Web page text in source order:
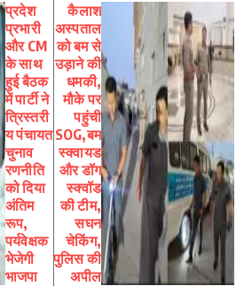
प्रदेश
प्रभारी
और CM
के साथ
हुई बैठक
में पार्टी ने
त्रिस्तरी
य पंचायत
चुनाव
रणनीति
को दिया
अंतिम
रूप,
पर्यवेक्षक
भेजेगी
भाजपा
कैलाश
अस्पताल
को बम से
उड़ाने की
धमकी,
मौके पर
पहुंची
SOG,बम
स्क्वायड
और डॉग
स्क्वॉड
की टीम,
सघन
चेकिंग,
पुलिस की
अपील